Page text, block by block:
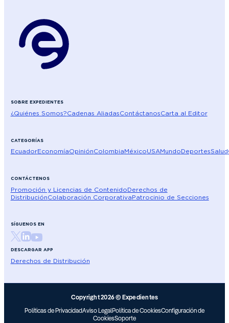
SOBRE EXPEDIENTES
¿Quiénes Somos?Cadenas AliadasContáctanosCarta al Editor
CATEGORÍAS
EcuadorEconomíaOpiniónColombiaMéxicoUSAMundoDeportesSalud
CONTÁCTENOS
Promoción y Licencias de ContenidoDerechos de
DistribuciónColaboración CorporativaPatrocinio de Secciones
SÍGUENOS EN
DESCARGAR APP
Derechos de Distribución
Copyright 2026 © Expedientes
Políticas de PrivacidadAviso LegalPolítica de CookiesConfiguración de
CookiesSoporte